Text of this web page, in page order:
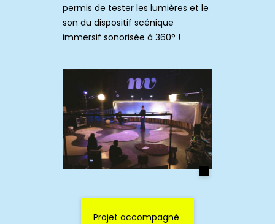
permis de tester les lumières et le
son du dispositif scénique
immersif sonorisée à 360° !
Projet accompagné